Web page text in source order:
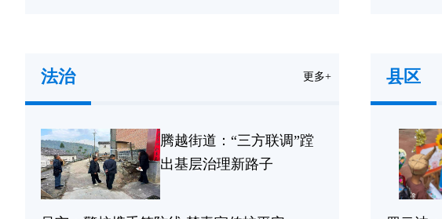
法治 更多+
腾越街道：“三方联调”蹚
出基层治理新路子
县区